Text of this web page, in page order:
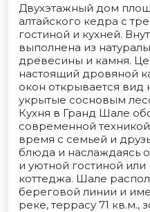
Двухэтажный дом
алтайского кедра с
гостиной и кухней.
выполнена из
древесины и камня.
настоящий дровяной
окон открывается вид
укрытые сосновым
Кухня в Гранд Шале
современной
время с семьей и
блюда и наслаждаясь
и уютной гостиной
коттеджа. Шале
береговой линии и
реке, террасу 71 кв.м.,